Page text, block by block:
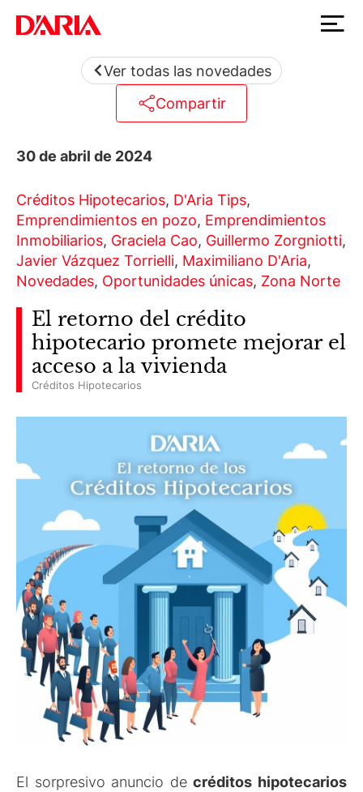
Ver todas las novedades
Compartir
30 de abril de 2024
Créditos Hipotecarios, D'Aria Tips,
Emprendimientos en pozo, Emprendimientos
Inmobiliarios, Graciela Cao, Guillermo Zorgniotti,
Javier Vázquez Torrielli, Maximiliano D'Aria,
Novedades, Oportunidades únicas, Zona Norte
El retorno del crédito
hipotecario promete mejorar el
acceso a la vivienda
Créditos Hipotecarios
El sorpresivo anuncio decréditos hipotecarios